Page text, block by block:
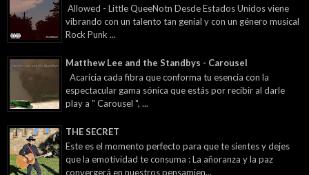
Allowed - Little QueeNotn Desde Estados Unidos viene
vibrando con un talento tan genial y con un género musical
Rock Punk ...
Matthew Lee and the Standbys - Carousel
Acaricia cada fibra que conforma tu esencia con la
espectacular gama sónica que estás por recibir al darle
play a " Carousel ", ...
THE SECRET
Este es el momento perfecto para que te sientes y dejes
que la emotividad te consuma : La añoranza y la paz
convergerá en nuestros pensamien...